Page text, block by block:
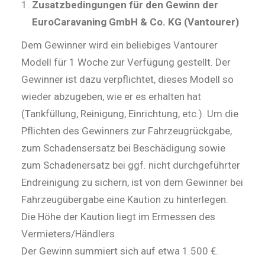
Zusatzbedingungen für den Gewinn der
EuroCaravaning GmbH & Co. KG (Vantourer)
Dem Gewinner wird ein beliebiges Vantourer
Modell für 1 Woche zur Verfügung gestellt. Der
Gewinner ist dazu verpflichtet, dieses Modell so
wieder abzugeben, wie er es erhalten hat
(Tankfüllung, Reinigung, Einrichtung, etc.). Um die
Pflichten des Gewinners zur Fahrzeugrückgabe,
zum Schadensersatz bei Beschädigung sowie
zum Schadenersatz bei ggf. nicht durchgeführter
Endreinigung zu sichern, ist von dem Gewinner bei
Fahrzeugübergabe eine Kaution zu hinterlegen.
Die Höhe der Kaution liegt im Ermessen des
Vermieters/Händlers.
Der Gewinn summiert sich auf etwa 1.500 €.